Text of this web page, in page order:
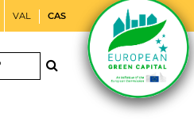
VAL CAS